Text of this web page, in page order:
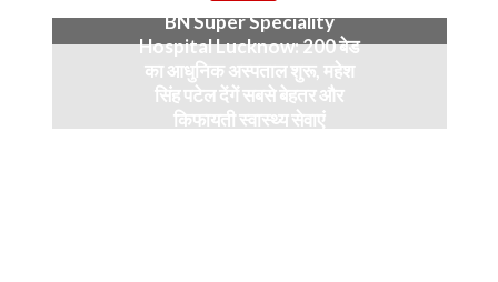
BN Super Speciality
Hospital Lucknow: 200 बेड
का आधुनिक अस्पताल शुरू, महेश
सिंह पटेल देंगें सबसे बेहतर और
किफायती स्वास्थ्य सेवाएं